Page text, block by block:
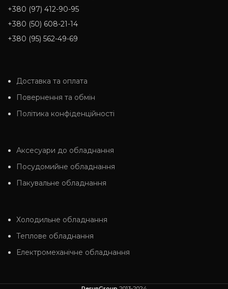
+380 (97) 412-90-95
+380 (50) 608-21-14
+380 (95) 562-49-69
Доставка та оплата
Повернення та обмін
Політика конфіденційності
Аксесуари до обладнання
Посудомийне обладнання
Пакувальне обладнання
Холодильне обладнання
Теплове обладнання
Електромеханічне обладнання